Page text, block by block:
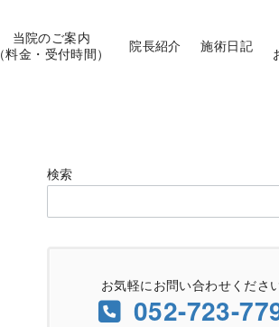
当院のご案内
（料金・受付時間）
院長紹介 施術日記
検索
お気軽にお問い合わせください
052-723-